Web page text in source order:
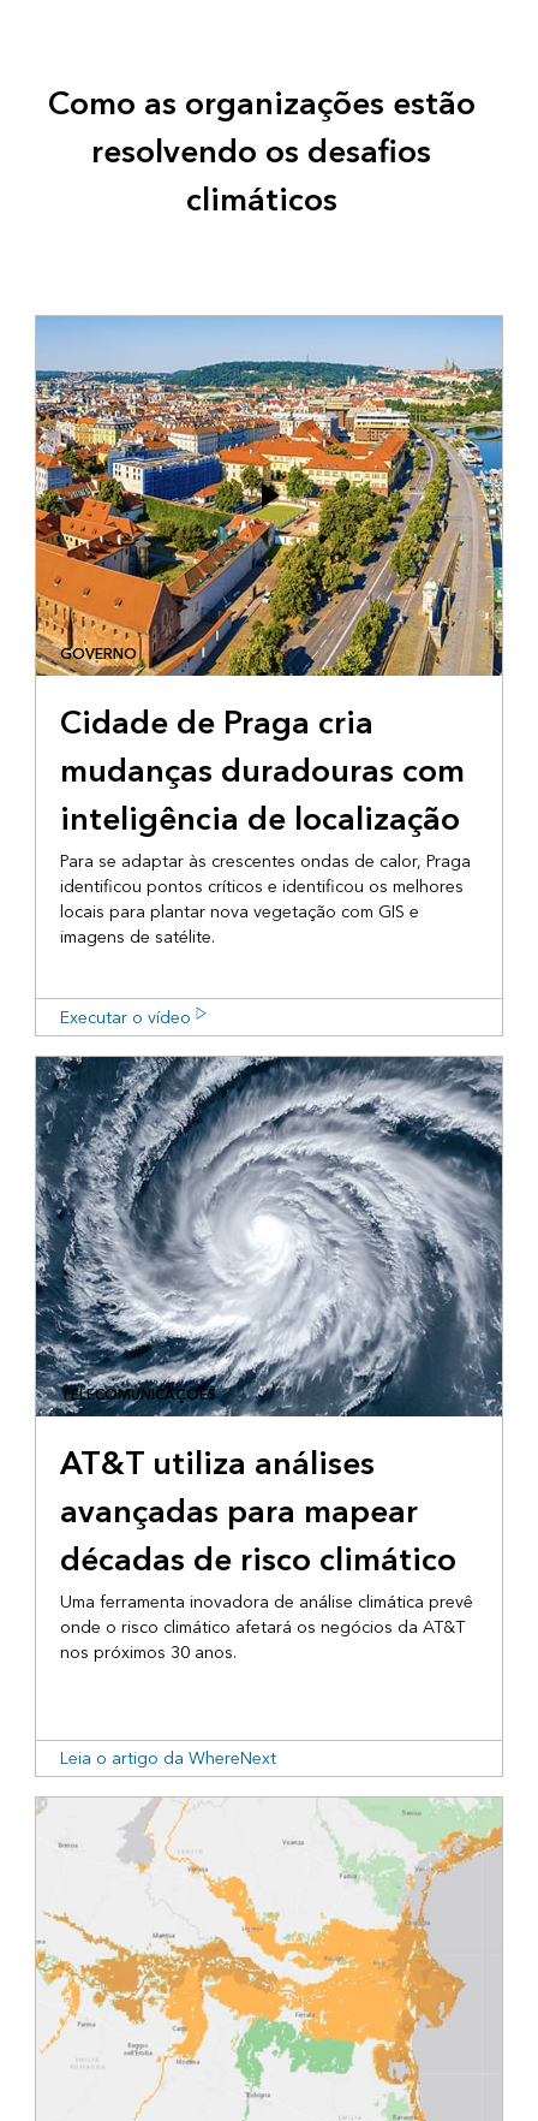
Como as organizações estão
resolvendo os desafios
climáticos
GOVERNO
Cidade de Praga cria
mudanças duradouras com
inteligência de localização
Para se adaptar às crescentes ondas de calor, Praga
identificou pontos críticos e identificou os melhores
locais para plantar nova vegetação com GIS e
imagens de satélite.
Executar o vídeo
TELECOMUNICAÇÕES
AT&T utiliza análises
avançadas para mapear
décadas de risco climático
Uma ferramenta inovadora de análise climática prevê
onde o risco climático afetará os negócios da AT&T
nos próximos 30 anos.
Leia o artigo da WhereNext